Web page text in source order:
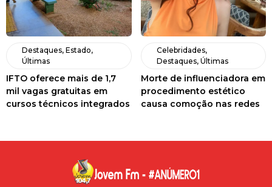
Destaques, Estado,
Últimas
IFTO oferece mais de 1,7
mil vagas gratuitas em
cursos técnicos integrados
Celebridades,
Destaques, Últimas
Morte de influenciadora em
procedimento estético
causa comoção nas redes